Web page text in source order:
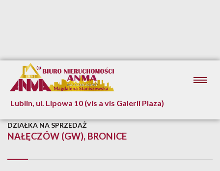
Lublin, ul. Lipowa 10 (vis a vis Galerii Plaza)
NAŁĘCZÓW (GW), BRONICE
DZIAŁKA NA SPRZEDAŻ